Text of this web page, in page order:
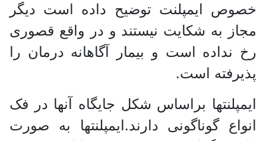
خصوص ایمپلنت توضیح داده است دیگر
مجاز به شکایت نیستند و در واقع قصوری
رخ نداده است و بیمار آگاهانه درمان را
پذیرفته است.
ایمپلنتها براساس شکل جایگاه آنها در فک
انواع گوناگونی دارند.ایمپلنتها به صورت